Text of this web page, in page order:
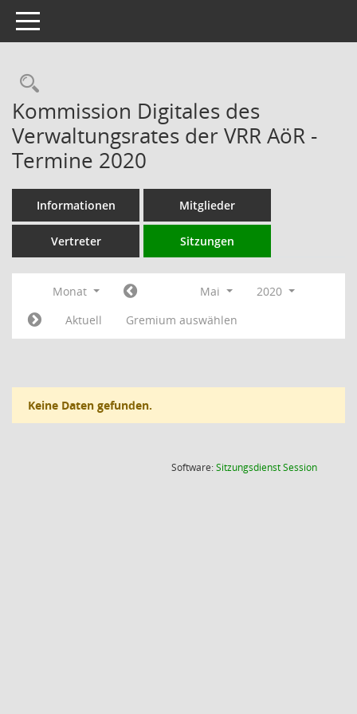
Toggle navigation
Rechercheauswahl
Kommission Digitales des
Verwaltungsrates der VRR AöR -
Termine 2020
Informationen Mitglieder
Vertreter Sitzungen
Monat Mai
2020
Aktuell
Gremium auswählen
Keine Daten gefunden.
Software:SitzungsdienstSession(Wird in